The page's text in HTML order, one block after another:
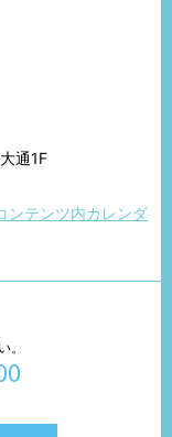
通1F
ンテンツ内カレンダ
。